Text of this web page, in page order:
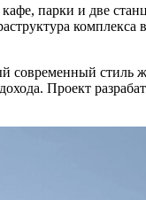
парки и две
стиль
Проект